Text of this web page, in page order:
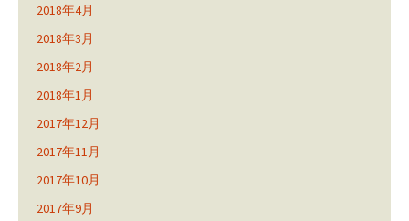
2018年4月
2018年3月
2018年2月
2018年1月
2017年12月
2017年11月
2017年10月
2017年9月